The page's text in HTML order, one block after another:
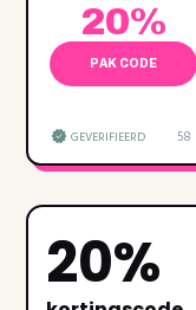
20%
PAK CODE
GEVERIFIEERD 58
20%